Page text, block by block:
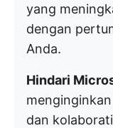
yang
dengan
Anda.
Hindari
dan